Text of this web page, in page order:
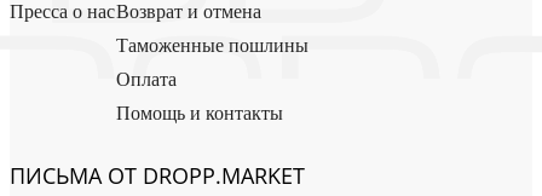
Пресса о насВозврат и отмена
Таможенные пошлины
Оплата
Помощь и контакты
ПИСЬМА ОТ DROPP.MARKET